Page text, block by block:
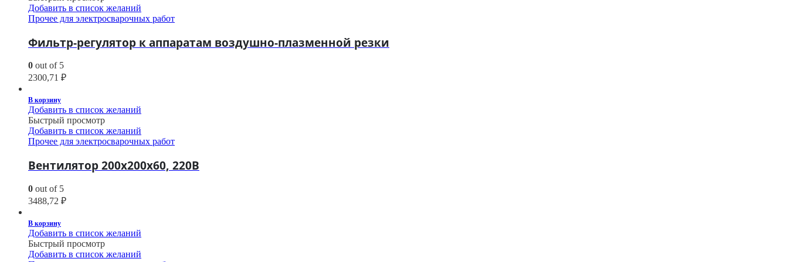
Добавить в список желаний
Прочее для электросварочных работ
Фильтр-регулятор к аппаратам воздушно-плазменной резки
0 out of 5
2300,71 ₽
В корзину
Добавить в список желаний
Быстрый просмотр
Добавить в список желаний
Прочее для электросварочных работ
Вентилятор 200х200х60, 220В
0 out of 5
3488,72 ₽
В корзину
Добавить в список желаний
Быстрый просмотр
Добавить в список желаний